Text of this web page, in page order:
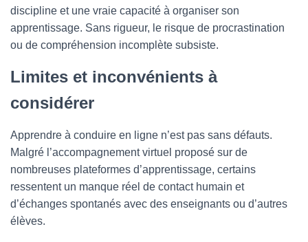
discipline et une vraie capacité à organiser son
apprentissage. Sans rigueur, le risque de procrastination
ou de compréhension incomplète subsiste.
Limites et inconvénients à
considérer
Apprendre à conduire en ligne n’est pas sans défauts.
Malgré l’accompagnement virtuel proposé sur de
nombreuses plateformes d’apprentissage, certains
ressentent un manque réel de contact humain et
d’échanges spontanés avec des enseignants ou d’autres
élèves.